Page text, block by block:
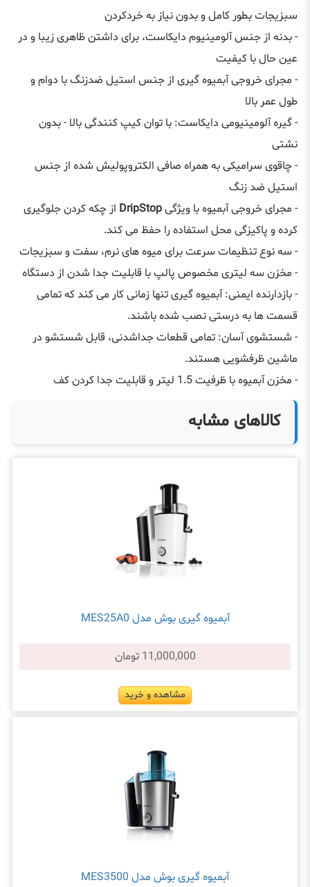
سبزيجات بطور کامل و بدون نیاز به خردکردن
- بدنه از جنس آلومینیوم دايکاست، برای داشتن ظاهری زيبا و در
عين حال با کيفيت
- مجرای خروجی آبمیوه گیری از جنس استيل ضدزنگ با دوام و
طول عمر بالا
- گیره آلومینیومی دايکاست: با توان کيپ کنندگی بالا - بدون
نشتی
- چاقوی سرامیکی به همراه صافی الکتروپوليش شده از جنس
استیل ضد زنگ
- مجرای خروجی آبمیوه با ويژگیDripStop از چکه کردن جلوگیری
کرده و پاکیزگی محل استفاده را حفظ می کند.
- سه نوع تنظیمات سرعت برای میوه های نرم، سفت و سبزيجات
- مخزن سه لیتری مخصوص پالپ با قابليت جدا شدن از دستگاه
- بازدارنده ایمنی: آبمیوه گیری تنها زمانی کار می کند که تمامی
قسمت ها به درستی نصب شده باشند.
- شستشوی آسان: تمامی قطعات جداشدنی، قابل شستشو در
ماشین ظرفشویی هستند.
- مخزن آبمیوه با ظرفيت 1.5 لیتر و قابلیت جدا کردن کف
کالاهای مشابه
آبميوه گيری بوش مدل MES25A0
11,000,000 تومان
مشاهده و خرید
آبمیوه گیری بوش مدل MES3500